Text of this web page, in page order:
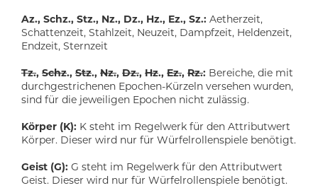
Az., Schz., Stz., Nz., Dz., Hz., Ez., Sz.: Aetherzeit,
Schattenzeit, Stahlzeit, Neuzeit, Dampfzeit, Heldenzeit,
Endzeit, Sternzeit
Tz., Schz., Stz., Nz., Dz., Hz., Ez., Rz.: Bereiche, die mit
durchgestrichenen Epochen-Kürzeln versehen wurden,
sind für die jeweiligen Epochen nicht zulässig.
Körper (K): K steht im Regelwerk für den Attributwert
Körper. Dieser wird nur für Würfelrollenspiele benötigt.
Geist (G): G steht im Regelwerk für den Attributwert
Geist. Dieser wird nur für Würfelrollenspiele benötigt.